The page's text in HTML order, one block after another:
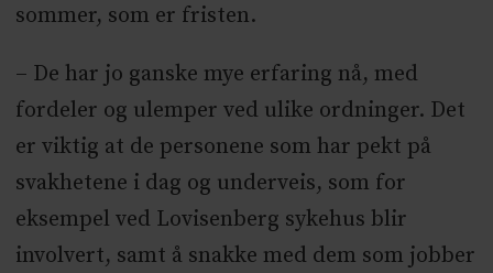
sommer, som er fristen.
– De har jo ganske mye erfaring nå, med
fordeler og ulemper ved ulike ordninger. Det
er viktig at de personene som har pekt på
svakhetene i dag og underveis, som for
eksempel ved Lovisenberg sykehus blir
involvert, samt å snakke med dem som jobber